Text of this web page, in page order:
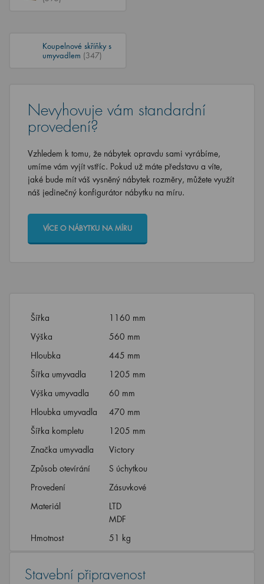
Koupelnové skříňky s
umyvadlem (347)
Nevyhovuje vám standardní
provedení?
Vzhledem k tomu, že nábytek opravdu sami vyrábíme,
umíme vám vyjít vstříc. Pokud už máte představu a víte,
jaké bude mít váš vysněný nábytek rozměry, můžete využít
náš jedinečný konfigurátor nábytku na míru.
VÍCE O NÁBYTKU NA MÍRU
Šířka
1160 mm
Výška
560 mm
Hloubka
445 mm
Šířka umyvadla
1205 mm
Výška umyvadla
60 mm
Hloubka umyvadla
470 mm
Šířka kompletu
1205 mm
Značka umyvadla
Victory
Způsob otevírání
S úchytkou
Provedení
Zásuvkové
Materiál
LTD
MDF
Hmotnost
51 kg
Stavební připravenost